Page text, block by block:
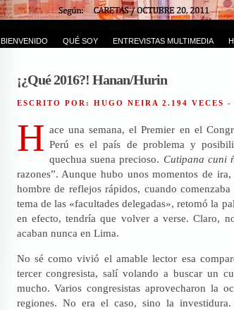
BIENVENIDO QUÉ SOY ENTREVISTAS MULTIMEDIA
¡¿Qué 2016?! Hanan/Hurin
ESCRITO POR: HUGO NEIRA 2.194 VECES -
H ace una semana, el Premier en el
Perú es el país de problema y
quechua suena precioso. Cutipana cuni
razones”. Aunque hubo unos momentos de
hombre de reflejos rápidos, cuando
tema de las «facultades delegadas», retomó la
en efecto, tendría que volver a verse. Claro,
acaban nunca en Lima.
No sé como vivió el amable lector esa
tercer congresista, salí volando a buscar un
mucho. Varios congresistas aprovecharon la
regiones. No era el caso, sino la